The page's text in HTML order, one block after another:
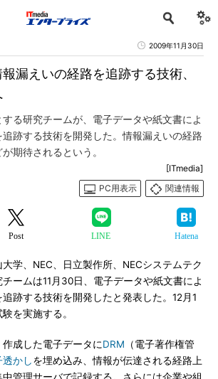
2009年11月30日
漏えいの経路を追跡する技術、
る研究チームが、電子データや紙文書によ
跡する技術を開発した。情報漏えいの経路
期待されるという。
[ITmedia]
PC用表示
関連情報
Post LINE Hatena
大学、NEC、日立製作所、NECシステムテク
ームは11月30日、電子データや紙文書によ
跡する技術を開発したと発表した。12月1
を実施する。
成した電子データにDRM （電子著作権管
透かしを埋め込み、情報が伝達される経路上